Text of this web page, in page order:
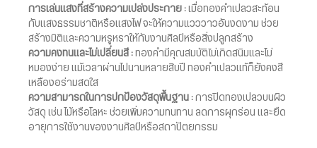
การเล่นแสงที่สร้างความเปล่งประกาย : เมื่อทองคำเปลวสะท้อน
กับแสงธรรมชาติหรือแสงไฟ จะให้ความแวววาวอันงดงาม ช่วย
สร้างมิติและความหรูหราให้กับงานศิลป์หรือสิ่งปลูกสร้าง
ความคงทนและไม่เปลี่ยนสี : ทองคำมีคุณสมบัติไม่เกิดสนิมและไม่
หมองง่าย แม้เวลาผ่านไปนานหลายสิบปี ทองคำเปลวแท้ก็ยังคงสี
เหลืองอร่ามสดใส
ความสามารถในการปกป้องวัสดุพื้นฐาน : การปิดทองเปลวบนผิว
วัสดุ เช่น ไม้หรือโลหะ ช่วยเพิ่มความทนทาน ลดการผุกร่อน และยืด
อายุการใช้งานของงานศิลป์หรือสถาปัตยกรรม